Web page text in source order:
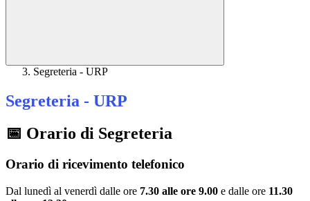
Segreteria - URP
Segreteria - URP
📅 Orario di Segreteria
Orario di ricevimento telefonico
Dal lunedì al venerdì dalle ore 7.30 alle ore 9.00 e dalle ore 11.30